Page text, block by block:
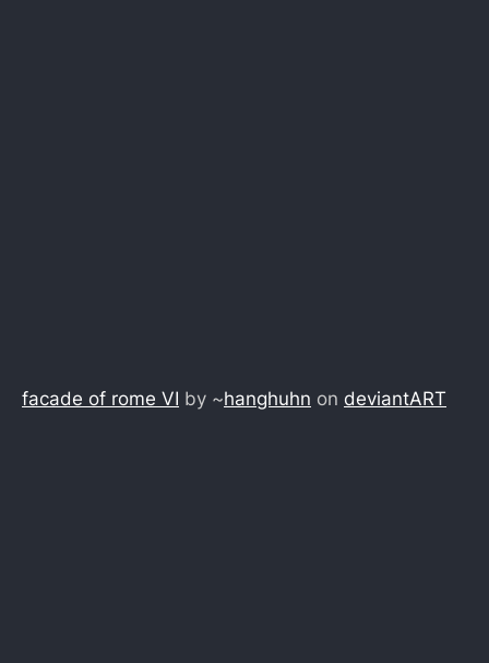
facade of rome VI by ~hanghuhn on deviantART